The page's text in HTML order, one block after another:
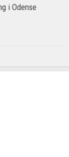
i Odense